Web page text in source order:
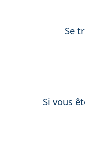
Se
Si vous